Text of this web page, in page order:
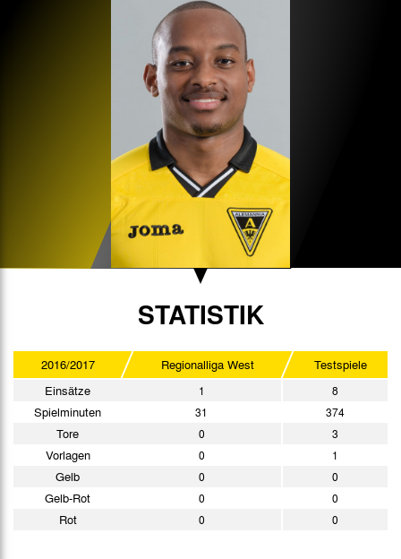
STATISTIK
2016/2017 Regionalliga West
Testspiele
Einsätze
1 8
Spielminuten 31 374
Tore 0 3
Vorlagen 0 1
Gelb 0 0
Gelb-Rot 0 0
Rot 0 0